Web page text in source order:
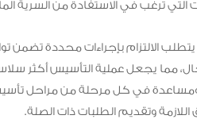
ترغب في الاستفادة من السرية
الالتزام بإجراءات محددة تضمن
مما يجعل عملية التأسيس أكثر
في كل مرحلة من مراحل تأسيس
اللازمة وتقديم الطلبات ذات الصلة.